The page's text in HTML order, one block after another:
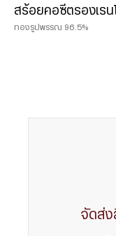
สร้อยคอซีตรองเรน
ทองรูปพรรณ 96.5%
จัดส่ง